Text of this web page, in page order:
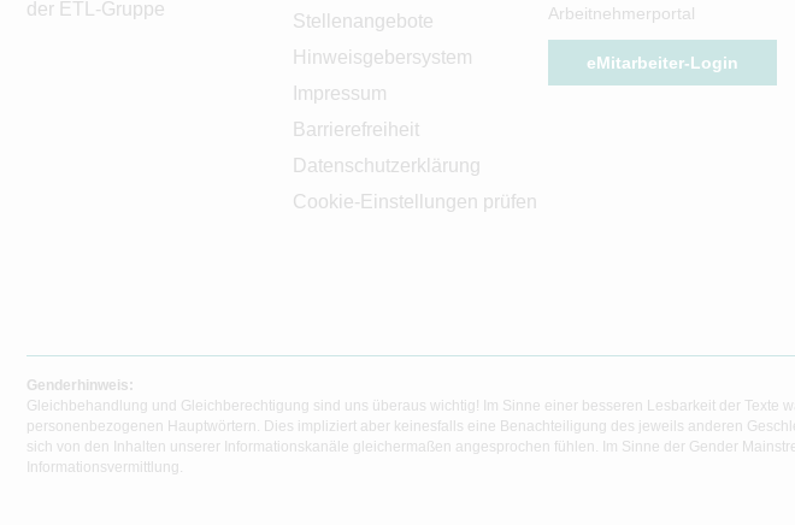
der ETL-Gruppe
Stellenangebote
Hinweisgebersystem
Impressum
Barrierefreiheit
Datenschutzerklärung
Cookie-Einstellungen prüfen
Arbeitnehmerportal
eMitarbeiter-Login
Genderhinweis:
Gleichbehandlung und Gleichberechtigung sind uns überaus wichtig! Im Sinne einer besseren Lesbarkeit der
personenbezogenen Hauptwörtern. Dies impliziert aber keinesfalls eine Benachteiligung des jeweils anderen
sich von den Inhalten unserer Informationskanäle gleichermaßen angesprochen fühlen. Im Sinne der Gender
Informationsvermittlung.